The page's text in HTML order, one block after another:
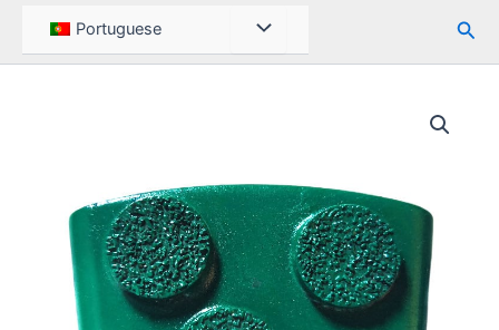
Portuguese Alternar